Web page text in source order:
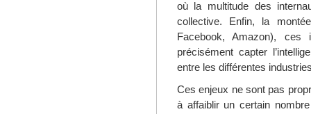
où la multitude des
collective. Enfin, la
Facebook, Amazon), ces
précisément capter
entre les différentes
Ces enjeux ne sont pas
à affaiblir un certain